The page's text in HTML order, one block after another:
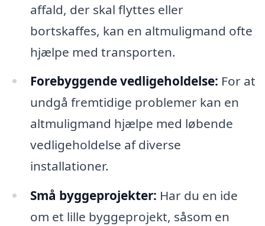
affald, der skal flyttes eller
bortskaffes, kan en altmuligmand ofte
hjælpe med transporten.
Forebyggende vedligeholdelse: For at
undgå fremtidige problemer kan en
altmuligmand hjælpe med løbende
vedligeholdelse af diverse
installationer.
Små byggeprojekter: Har du en ide
om et lille byggeprojekt, såsom en